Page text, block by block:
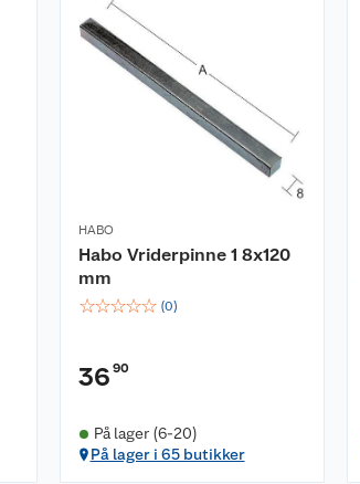
HABO
Habo Vriderpinne 1 8x120
mm
☆☆☆☆☆ (0)
36 90
På lager (6-20)
På lager i 65 butikker